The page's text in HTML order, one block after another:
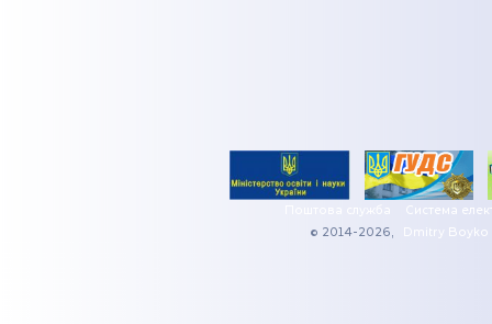
Поштова служба
Система
© 2014-2026,
Dmitry Boyko